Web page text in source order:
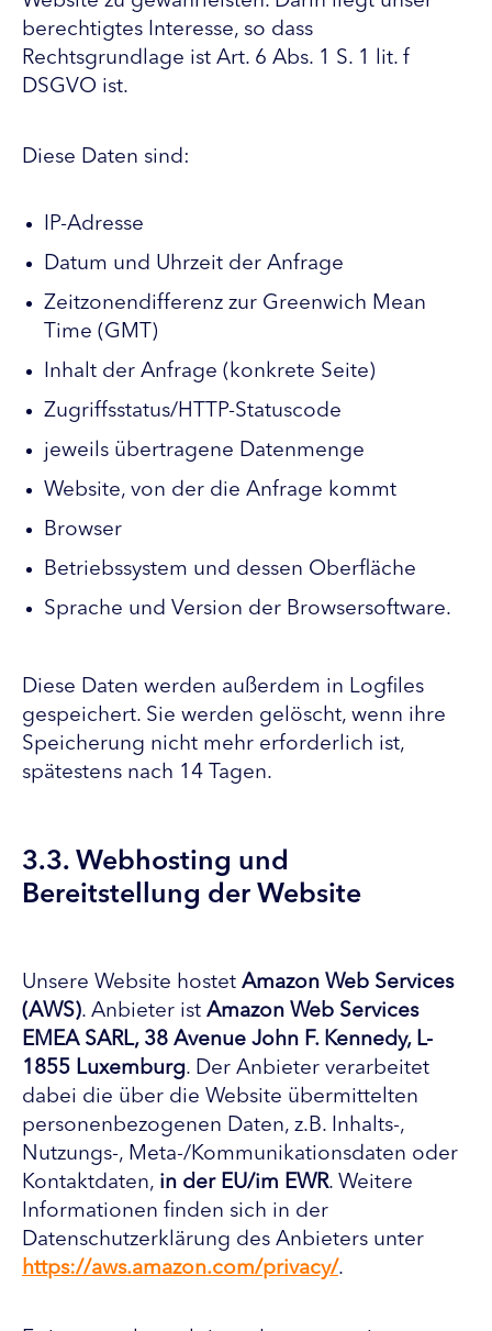
berechtigtes Interesse, so dass
Rechtsgrundlage ist Art. 6 Abs. 1 S. 1 lit. f
DSGVO ist.
Diese Daten sind:
IP-Adresse
Datum und Uhrzeit der Anfrage
Zeitzonendifferenz zur Greenwich Mean
Time (GMT)
Inhalt der Anfrage (konkrete Seite)
Zugriffsstatus/HTTP-Statuscode
jeweils übertragene Datenmenge
Website, von der die Anfrage kommt
Browser
Betriebssystem und dessen Oberfläche
Sprache und Version der Browsersoftware.
Diese Daten werden außerdem in Logfiles
gespeichert. Sie werden gelöscht, wenn ihre
Speicherung nicht mehr erforderlich ist,
spätestens nach 14 Tagen.
3.3. Webhosting und
Bereitstellung der Website
Unsere Website hostet Amazon Web Services
(AWS). Anbieter ist Amazon Web Services
EMEA SARL, 38 Avenue John F. Kennedy, L-
1855 Luxemburg. Der Anbieter verarbeitet
dabei die über die Website übermittelten
personenbezogenen Daten, z.B. Inhalts-,
Nutzungs-, Meta-/Kommunikationsdaten oder
Kontaktdaten, in der EU/im EWR. Weitere
Informationen finden sich in der
Datenschutzerklärung des Anbieters unter
https://aws.amazon.com/privacy/.